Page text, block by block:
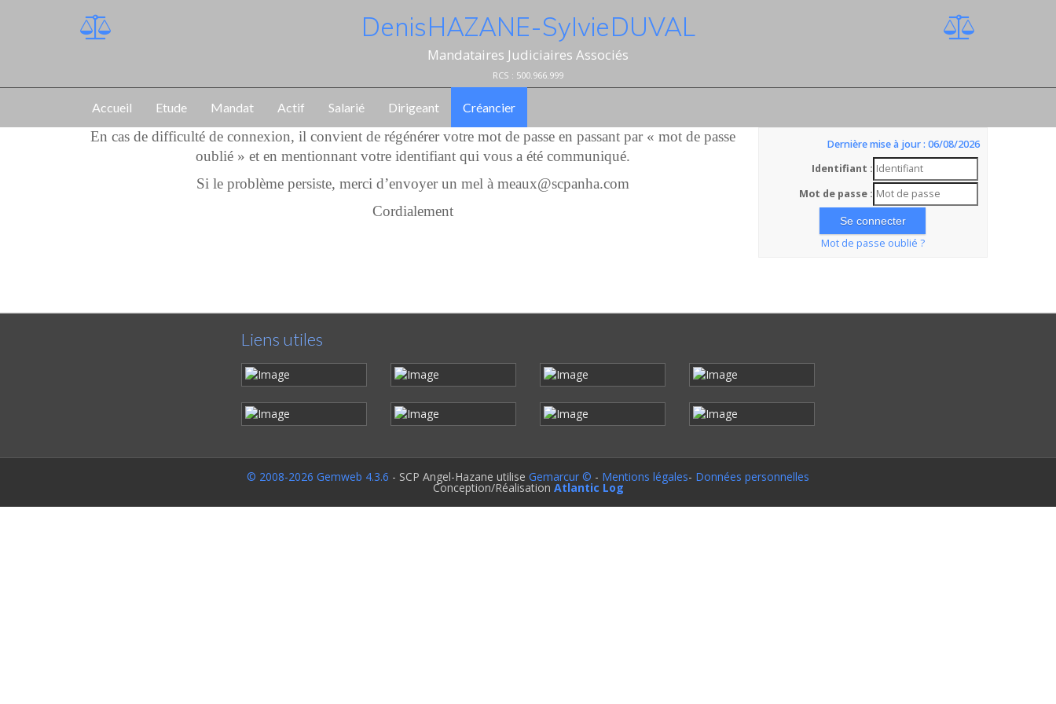
Denis HAZANE - Sylvie DUVAL
Mandataires Judiciaires Associés
RCS : 500.966.999
Accueil Etude Mandat Actif Salarié Dirigeant Créancier
En cas de difficulté de connexion, il convient de régénérer votre mot de passe en passant par « mot de passe
oublié » et en mentionnant votre identifiant qui vous a été communiqué.
Si le problème persiste, merci d’envoyer un mel à meaux@scpanha.com
Cordialement
Dernière mise à jour : 06/08/2026
Identifiant :
Mot de passe :
Mot de passe oublié ?
Liens utiles
© 2008-2026 Gemweb 4.3.6 - SCP Angel-Hazane utilise Gemarcur © - Mentions légales- Données personnelles
Conception/Réalisation Atlantic Log